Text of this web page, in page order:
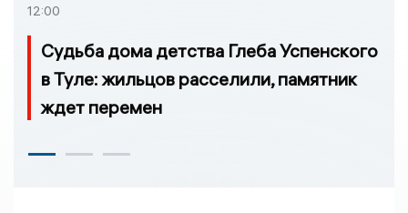
12:00
Судьба дома детства Глеба Успенского
в Туле: жильцов расселили, памятник
ждет перемен